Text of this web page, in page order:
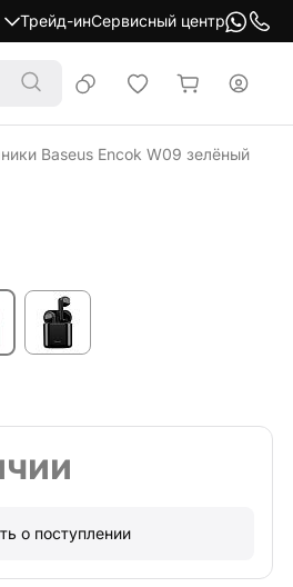
Трейд-инСервисный центр
Baseus Encok W09 зелёный
о поступлении